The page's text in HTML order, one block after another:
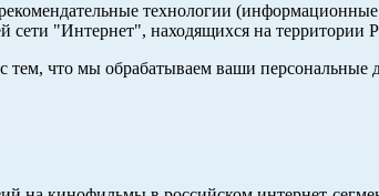
технологии
сети "Интернет", находящихся на территории
тем, что мы обрабатываем ваши